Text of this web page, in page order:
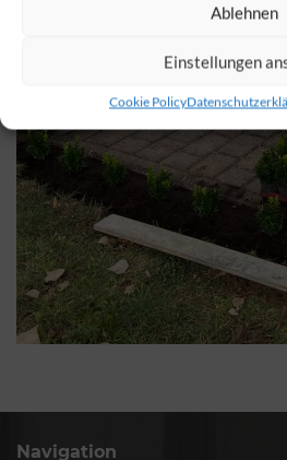
Ablehnen
Einstellungen
Cookie Policy
Navigation